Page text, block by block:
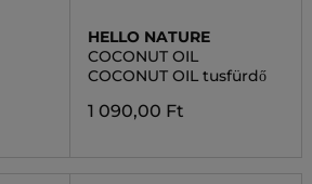
HELLO NATURE
COCONUT OIL
COCONUT OIL tusfürdő
1 090,00 Ft